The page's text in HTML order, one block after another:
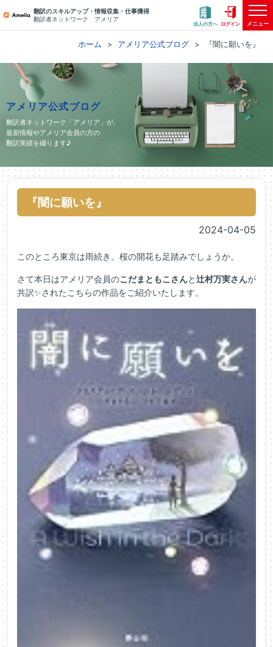
翻訳のスキルアップ・情報収集・仕事獲得
翻訳者ネットワーク アメリア
法人の方へ ログイン メニュー
ホーム アメリア公式ブログ 『闇に願いを』
アメリア公式ブログ
翻訳者ネットワーク「アメリア」が、
最新情報やアメリア会員の方の
翻訳実績を綴ります♪
『闇に願いを』
2024-04-05
このところ東京は雨続き。桜の開花も足踏みでしょうか。
さて本日はアメリア会員のこだまともこさんと辻村万実さんが
共訳✨されたこちらの作品をご紹介いたします。